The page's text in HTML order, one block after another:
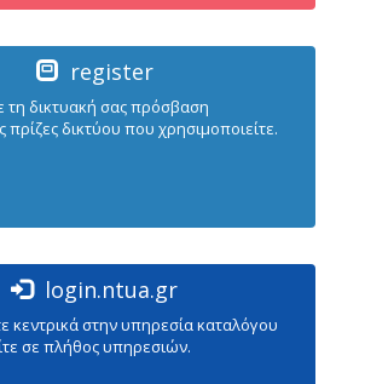
register
τη δικτυακή σας πρόσβαση
πρίζες δικτύου που χρησιμοποιείτε.
login.ntua.gr
κεντρικά στην υπηρεσία καταλόγου
σε πλήθος υπηρεσιών.